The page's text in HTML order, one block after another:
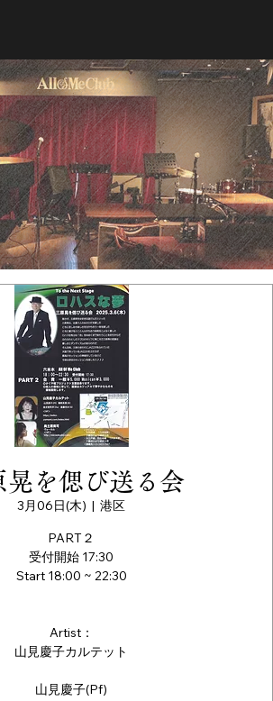
晃を偲び送る会
3月06日(木)
  |
港区
PART２
受付開始 17:30
Start 18:00 ~ 22:30
Artist：
山見慶子カルテット
山見慶子(Pf)